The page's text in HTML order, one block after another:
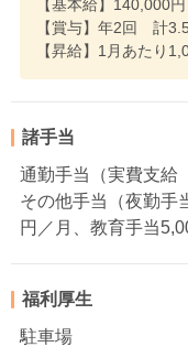
【基本給】140,000
【賞与】年2回 計
【昇給】1月あたり
諸手当
通勤手当（実費支給
その他手当（夜勤手
円／月、教育手当
福利厚生
駐車場